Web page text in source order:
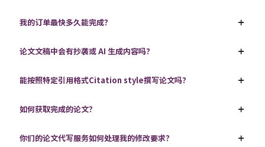
我的订单最快多久能完成？
论文文稿中会有抄袭或 AI 生成内容吗？
能按照特定引用格式Citation style撰写论文吗？
如何获取完成的论文？
你们的论文代写服务如何处理我的修改要求？